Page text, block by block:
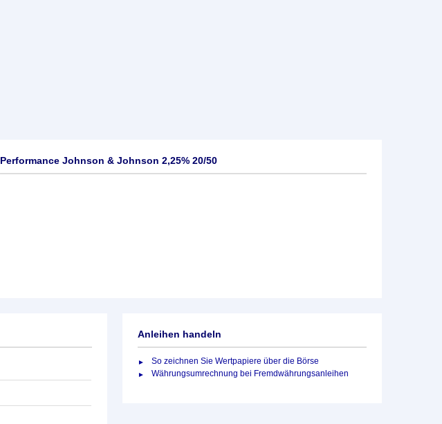
Performance Johnson & Johnson 2,25% 20/50
Anleihen handeln
So zeichnen Sie Wertpapiere über die Börse
Währungsumrechnung bei Fremdwährungsanleihen